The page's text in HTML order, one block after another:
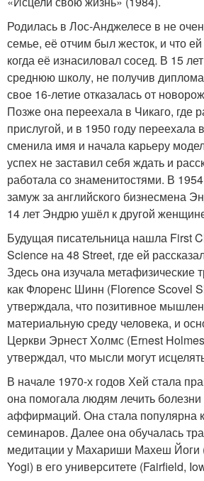
Родилась в Лос-Анджелесе в не
семье, её отчим был жесток, и что
когда её изнасиловал сосед. В 15
среднюю школу, не получив
свое 16-летие отказалась от
Позже она переехала в Чикаго, где
прислугой, и в 1950 году переехала
сменила имя и начала карьеру
успех не заставил себя ждать и
работала со знаменитостями. В
замуж за английского бизнесмена
14 лет Эндрю ушёл к другой
Будущая писательница нашла First
Science на 48 Street, где ей
Здесь она изучала метафизические
как Флоренс Шинн (Florence Scovel
утверждала, что позитивное
материальную среду человека, и
Церкви Эрнест Холмс (Ernest
утверждал, что мысли могут
В начале 1970-х годов Хей стала
она помогала людям лечить болезни
аффирмаций. Она стала популярна
семинаров. Далее она обучалась
медитации у Махариши Махеш Йоги
Yogi) в его университете (Fairfield,